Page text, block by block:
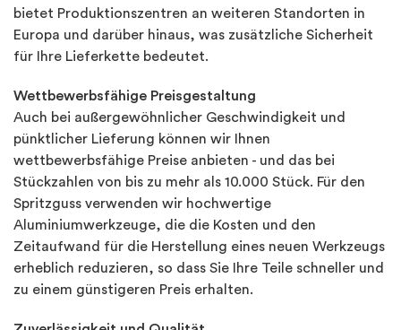
bietet Produktionszentren an weiteren Standorten in
Europa und darüber hinaus, was zusätzliche Sicherheit
für Ihre Lieferkette bedeutet.
Wettbewerbsfähige Preisgestaltung
Auch bei außergewöhnlicher Geschwindigkeit und
pünktlicher Lieferung können wir Ihnen
wettbewerbsfähige Preise anbieten - und das bei
Stückzahlen von bis zu mehr als 10.000 Stück. Für den
Spritzguss verwenden wir hochwertige
Aluminiumwerkzeuge, die die Kosten und den
Zeitaufwand für die Herstellung eines neuen Werkzeugs
erheblich reduzieren, so dass Sie Ihre Teile schneller und
zu einem günstigeren Preis erhalten.